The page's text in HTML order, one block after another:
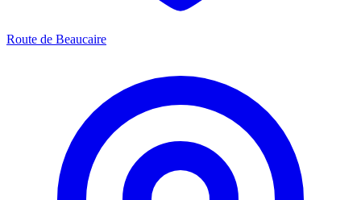
Route de Beaucaire